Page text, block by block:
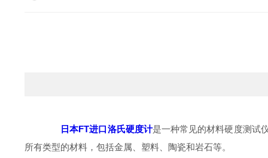
日本FT进口洛氏硬度计是一种常见的材料硬度测试
所有类型的材料，包括金属、塑料、陶瓷和岩石等。